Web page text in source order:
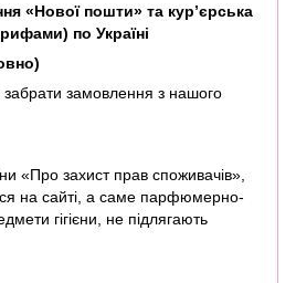
«Нової пошти» та кур’єрська
по Україні
замовлення з нашого
«Про захист прав споживачів»,
на сайті, а саме парфюмерно-
гігієни, не підлягають